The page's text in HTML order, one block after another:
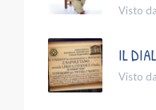
Visto
IL
Visto